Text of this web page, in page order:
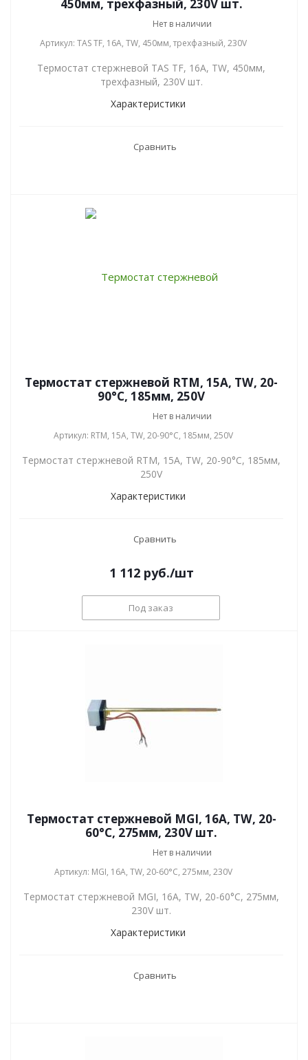
450мм, трехфазный, 230V шт.
Нет в наличии
Артикул: TAS TF, 16А, TW, 450мм, трехфазный, 230V
Термостат стержневой TAS TF, 16А, TW, 450мм,
трехфазный, 230V шт.
Характеристики
Сравнить
Термостат стержневой RTM, 15A, TW, 20-
90°С, 185мм, 250V
Нет в наличии
Артикул: RTM, 15A, TW, 20-90°С, 185мм, 250V
Термостат стержневой RTM, 15A, TW, 20-90°С, 185мм,
250V
Характеристики
Сравнить
1 112 руб./шт
Под заказ
Термостат стержневой MGI, 16A, TW, 20-
60°С, 275мм, 230V шт.
Нет в наличии
Артикул: MGI, 16A, TW, 20-60°С, 275мм, 230V
Термостат стержневой MGI, 16A, TW, 20-60°С, 275мм,
230V шт.
Характеристики
Сравнить